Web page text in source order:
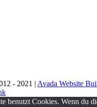
- 2021 | Avada Website
benutzt Cookies. Wenn du